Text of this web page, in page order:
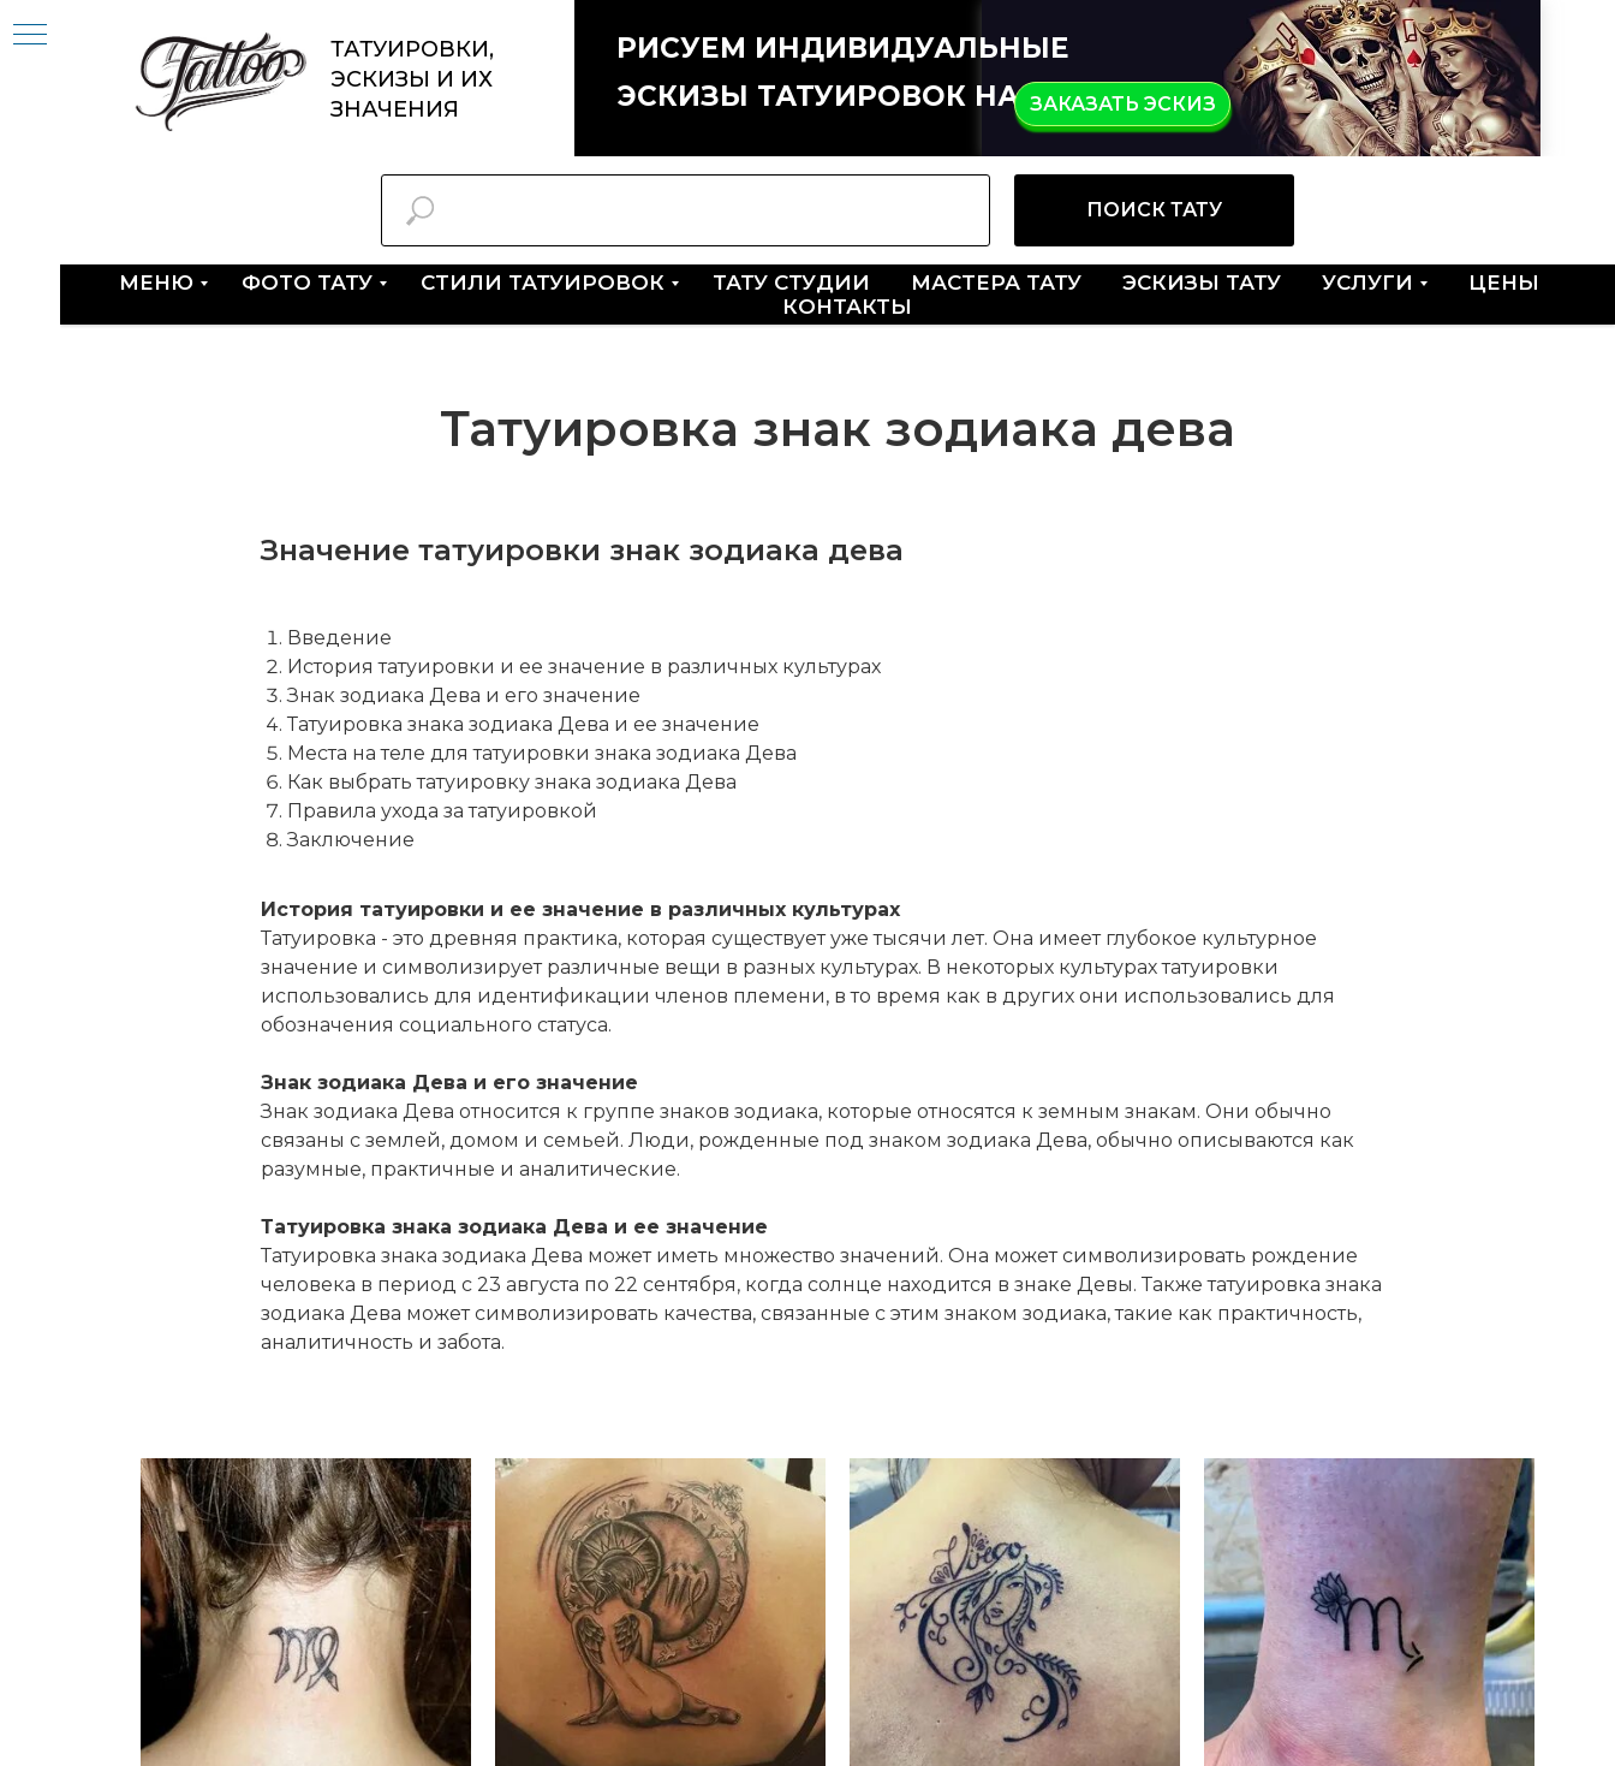
ТАТУИРОВКИ,
ЭСКИЗЫ И ИХ
ЗНАЧЕНИЯ
РИСУЕМ ИНДИВИДУАЛЬНЫЕ
ЭСКИЗЫ ТАТУИРОВОК НА ЗАКАЗ
ЗАКАЗАТЬ ЭСКИЗ
ПОИСК ТАТУ
МЕНЮ ФОТО ТАТУ СТИЛИ ТАТУИРОВОК ТАТУ СТУДИИ МАСТЕРА ТАТУ ЭСКИЗЫ ТАТУ УСЛУГИ
ЦЕНЫ
КОНТАКТЫ
Татуировка знак зодиака дева
Значение татуировки знак зодиака дева
Введение
История татуировки и ее значение в различных культурах
Знак зодиака Дева и его значение
Татуировка знака зодиака Дева и ее значение
Места на теле для татуировки знака зодиака Дева
Как выбрать татуировку знака зодиака Дева
Правила ухода за татуировкой
Заключение
История татуировки и ее значение в различных культурах
Татуировка - это древняя практика, которая существует уже тысячи лет. Она имеет глубокое культурное
значение и символизирует различные вещи в разных культурах. В некоторых культурах татуировки
использовались для идентификации членов племени, в то время как в других они использовались для
обозначения социального статуса.
Знак зодиака Дева и его значение
Знак зодиака Дева относится к группе знаков зодиака, которые относятся к земным знакам. Они обычно
связаны с землей, домом и семьей. Люди, рожденные под знаком зодиака Дева, обычно описываются как
разумные, практичные и аналитические.
Татуировка знака зодиака Дева и ее значение
Татуировка знака зодиака Дева может иметь множество значений. Она может символизировать рождение
человека в период с 23 августа по 22 сентября, когда солнце находится в знаке Девы. Также татуировка знака
зодиака Дева может символизировать качества, связанные с этим знаком зодиака, такие как практичность,
аналитичность и забота.